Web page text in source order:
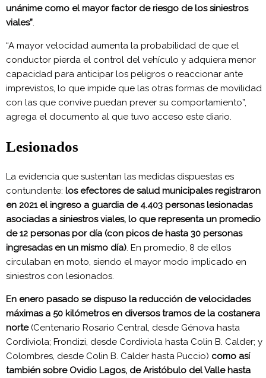
unánime como el mayor factor de riesgo de los siniestros
viales”.
“A mayor velocidad aumenta la probabilidad de que el
conductor pierda el control del vehículo y adquiera menor
capacidad para anticipar los peligros o reaccionar ante
imprevistos, lo que impide que las otras formas de movilidad
con las que convive puedan prever su comportamiento”,
agrega el documento al que tuvo acceso este diario.
Lesionados
La evidencia que sustentan las medidas dispuestas es
contundente: los efectores de salud municipales registraron
en 2021 el ingreso a guardia de 4.403 personas lesionadas
asociadas a siniestros viales, lo que representa un promedio
de 12 personas por día (con picos de hasta 30 personas
ingresadas en un mismo día). En promedio, 8 de ellos
circulaban en moto, siendo el mayor modo implicado en
siniestros con lesionados.
En enero pasado se dispuso la reducción de velocidades
máximas a 50 kilómetros en diversos tramos de la costanera
norte (Centenario Rosario Central, desde Génova hasta
Cordiviola; Frondizi, desde Cordiviola hasta Colin B. Calder; y
Colombres, desde Colin B. Calder hasta Puccio) como así
también sobre Ovidio Lagos, de Aristóbulo del Valle hasta